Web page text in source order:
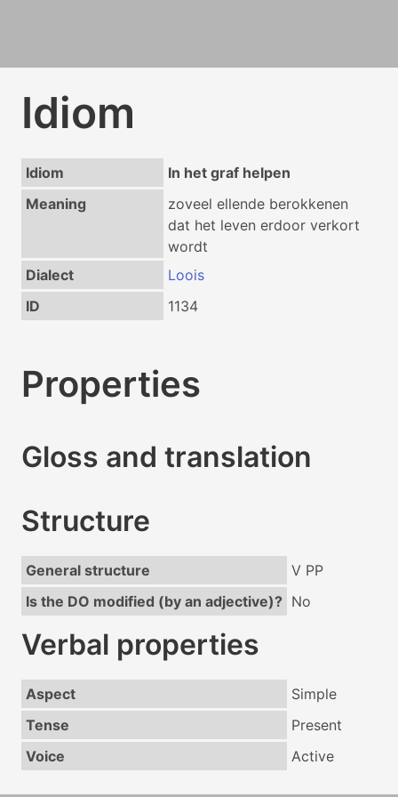
Idiom
Idiom
In het graf helpen
Meaning
zoveel ellende berokkenen
dat het leven erdoor verkort
wordt
Dialect
Loois
ID
1134
Properties
Gloss and translation
Structure
General structure
V PP
Is the DO modified (by an adjective)? No
Verbal properties
Aspect
Simple
Tense
Present
Voice
Active